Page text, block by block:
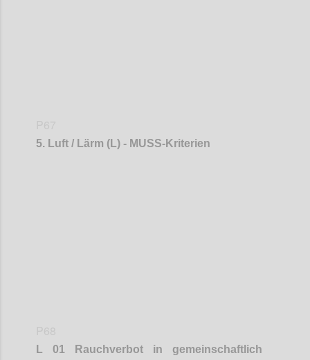
5. Luft / Lärm (L) - MUSS-Kriterien
L 01 Rauchverbot in gemeinschaftlich